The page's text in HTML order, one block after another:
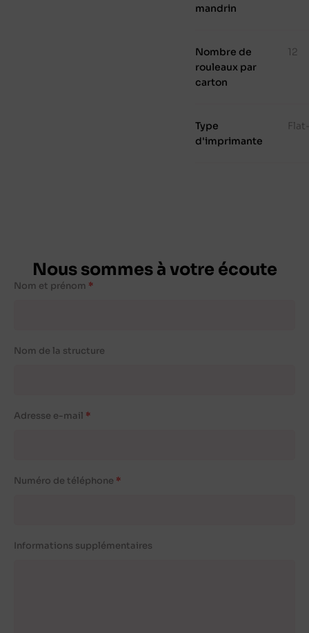
mandrin
Nombre de
rouleaux par
carton
12
Type
d'imprimante
Nous sommes à votre écoute
Nom et prénom
Nom de la structure
Adresse e-mail
Numéro de téléphone
Informations supplémentaires